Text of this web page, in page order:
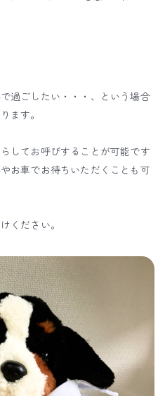
過ごしたい・・・、という場合
ます。
してお呼びすることが可能です
お車でお待ちいただくことも可
ください。